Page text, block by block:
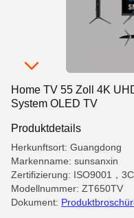
Home TV 55 Zoll 4K
System OLED TV
Produktdetails
Herkunftsort: Guangdong
Markenname: sunsanxin
Zertifizierung: ISO9001，
Modellnummer: ZT650TV
Dokument: